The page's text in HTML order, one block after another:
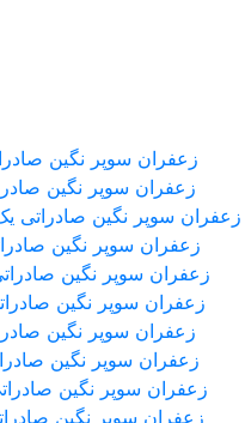
زعفران سوپر نگین
زعفران سوپر نگین
زعفران سوپر نگین صادراتی
زعفران سوپر نگین
زعفران سوپر نگین
زعفران سوپر نگین
زعفران سوپر نگین
زعفران سوپر نگین
زعفران سوپر نگین
زعفران سوپر نگین